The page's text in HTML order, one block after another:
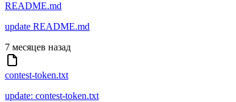
README.md
update README.md
7 месяцев назад
contest-token.txt
update: contest-token.txt